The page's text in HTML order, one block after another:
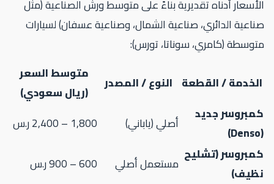
أدناه تقديرية بناءً على متوسط ورش الصناعية (مثل
الدائري، صناعية الشمال، وصناعية عسفان) لسيارات
(كامري، سوناتا، تورس):
/ القطعة النوع / المصدر
متوسط السعر
(ريال سعودي)
جديد
أصلي (ياباني)
1,800 – 2,400 ر.س
(تشليح مستعمل أصلي
600 – 900 ر.س